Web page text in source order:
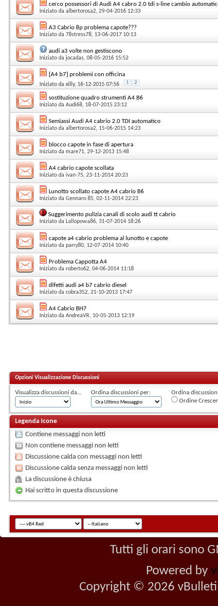
cerco possessori di Audi A4 cabro 2.0 tdi s-line cambio
Iniziato da albertorosa2, 29-04-2016 12:33
A3 Cabrio 8p problema capote???
Iniziato da 78stress78, 13-06-2017 10:13
audi a3 volte non gestiscono
Iniziato da jocadas, 08-05-2016 15:52
[A4 b7] problemi con officina
Iniziato da xilly, 16-12-2015 07:56 1 2
sostituzione quadro strumenti A4 B6
Iniziato da Audi68, 18-07-2015 23:12
Semiassi Audi A4 cabrio 2.0 TDI automatico
Iniziato da albertorosa2, 15-06-2015 14:23
blocco capote in fase di apertura
Iniziato da mare71, 29-12-2013 15:48
A4 cabrio capote scollata
Iniziato da ivan-75, 23-11-2014 20:23
Lunotto scollato capote A4 cabrio B6
Iniziato da Gennaro 85, 02-11-2014 22:23
Suggerimento pulizia canali di scolo audi tt cabrio
Iniziato da Lallopowa86, 31-07-2014 18:26
capote a4 cabrio problema al lunotto e capote
Iniziato da parry80, 12-07-2014 10:40
Problema Cappotta A4
Iniziato da roberto62, 04-06-2014 11:18
difetti audi a4 b7 cabrio diesel
Iniziato da cobra352, 21-10-2013 17:47
A4 Cabrio BH7
Iniziato da AndreaVR, 10-05-2013 12:19
Opzioni Visualizzazione Discussioni
Visualizza discussioni da... Ordina discussioni per:
Ordina
Ordine
Legenda Icone
Contiene messaggi non letti
Non contiene messaggi non letti
Discussione calda con messaggi non letti
Discussione calda senza messaggi non letti
La discussione è chiusa
Hai scritto in questa discussione
Tutti gli orari sono
Powered by
Copyright © 2026